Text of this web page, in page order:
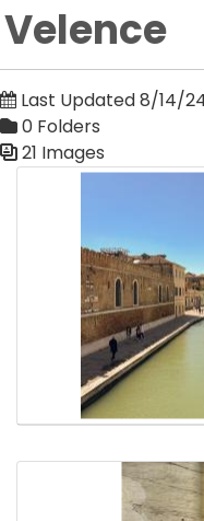
Velence
Last Updated 8/14/
0 Folders
21 Images
Media Gallery